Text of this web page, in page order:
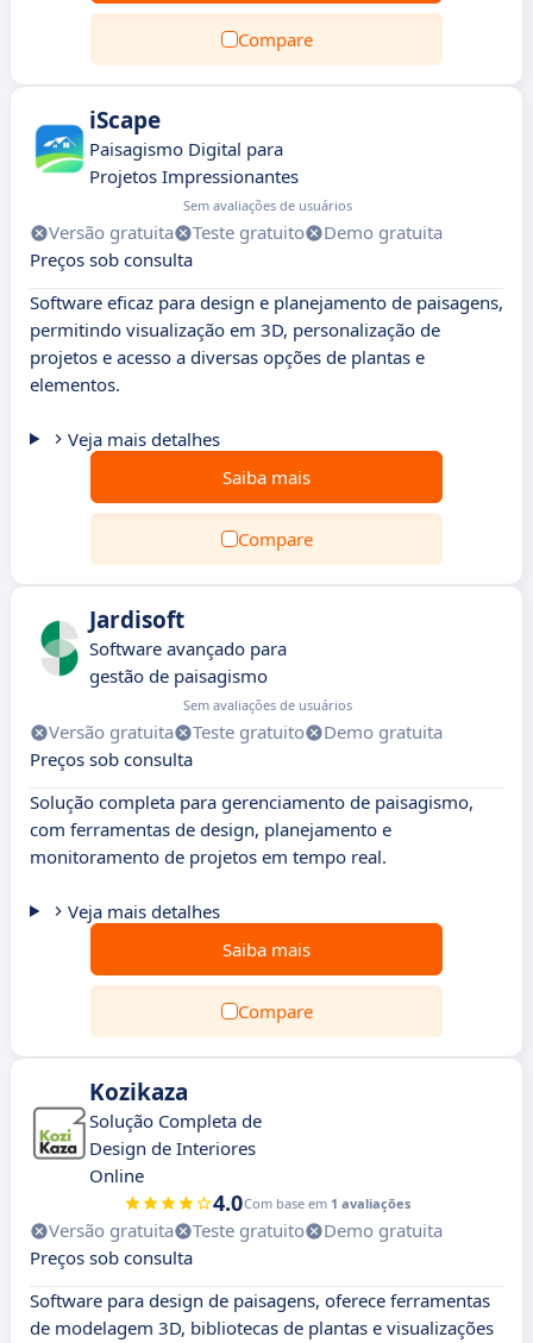
Compare
iScape
Paisagismo Digital para
Projetos Impressionantes
Sem avaliações de usuários
Versão gratuita Teste gratuito
Demo gratuita
Preços sob consulta
Software eficaz para design e planejamento de paisagens,
permitindo visualização em 3D, personalização de
projetos e acesso a diversas opções de plantas e
elementos.
Veja mais detalhes
Saiba mais
Compare
Jardisoft
Software avançado para
gestão de paisagismo
Sem avaliações de usuários
Versão gratuita Teste gratuito
Demo gratuita
Preços sob consulta
Solução completa para gerenciamento de paisagismo,
com ferramentas de design, planejamento e
monitoramento de projetos em tempo real.
Veja mais detalhes
Saiba mais
Compare
Kozikaza
Solução Completa de
Design de Interiores
Online
4.0Com base em 1 avaliações
Versão gratuita Teste gratuito
Demo gratuita
Preços sob consulta
Software para design de paisagens, oferece ferramentas
de modelagem 3D, bibliotecas de plantas e visualizações